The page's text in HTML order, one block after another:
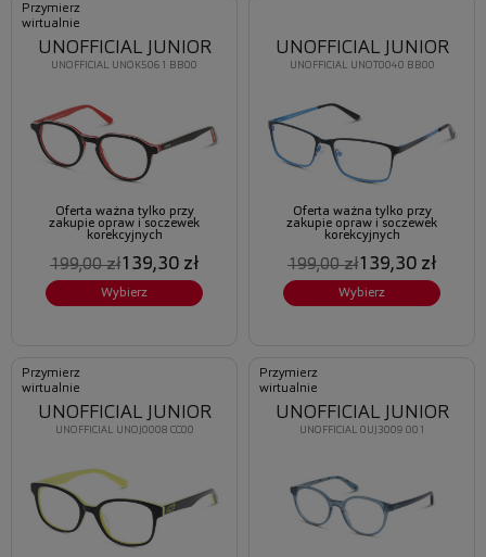
Przymierz
wirtualnie
UNOFFICIAL UNOK5061 BB00
UNOFFICIAL JUNIOR
Oferta ważna tylko przy
zakupie opraw i soczewek
korekcyjnych
199,00 zł139,30 zł
Wybierz
UNOFFICIAL UNOT0040 BB00
UNOFFICIAL JUNIOR
Oferta ważna tylko przy
zakupie opraw i soczewek
korekcyjnych
199,00 zł139,30 zł
Wybierz
Przymierz
wirtualnie
UNOFFICIAL UNOJ0008 CC00
UNOFFICIAL JUNIOR
Przymierz
wirtualnie
UNOFFICIAL 0UJ3009 001
UNOFFICIAL JUNIOR